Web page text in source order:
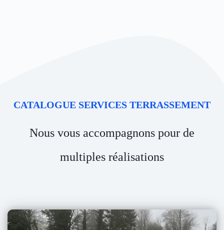
CATALOGUE SERVICES TERRASSEMENT
Nous vous accompagnons pour de
multiples réalisations